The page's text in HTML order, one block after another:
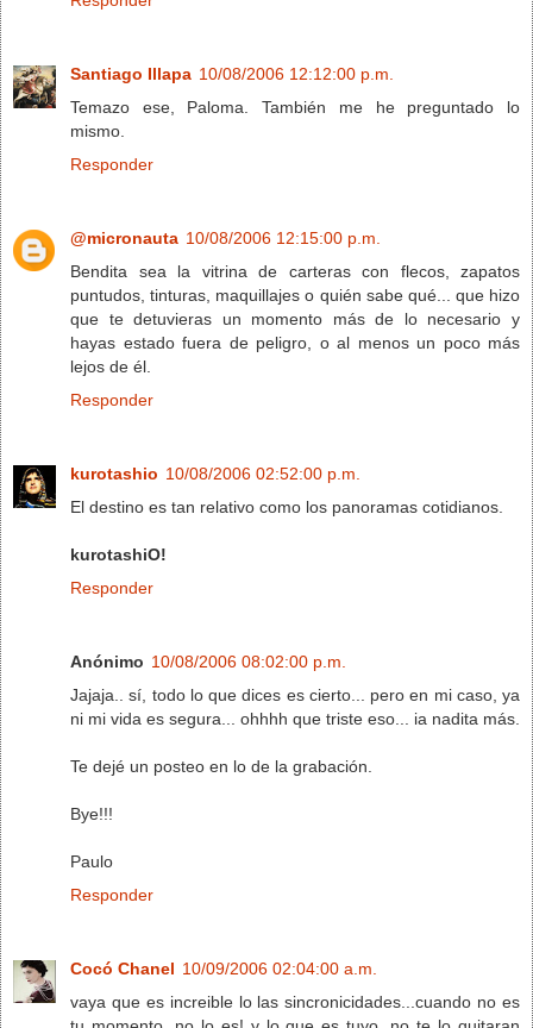
Santiago Illapa 10/08/2006 12:12:00 p.m.
Temazo ese, Paloma. También me he preguntado lo
mismo.
Responder
@micronauta 10/08/2006 12:15:00 p.m.
Bendita sea la vitrina de carteras con flecos, zapatos
puntudos, tinturas, maquillajes o quién sabe qué... que hizo
que te detuvieras un momento más de lo necesario y
hayas estado fuera de peligro, o al menos un poco más
lejos de él.
Responder
kurotashio 10/08/2006 02:52:00 p.m.
El destino es tan relativo como los panoramas cotidianos.
kurotashiO!
Responder
Anónimo 10/08/2006 08:02:00 p.m.
Jajaja.. sí, todo lo que dices es cierto... pero en mi caso, ya
ni mi vida es segura... ohhhh que triste eso... ia nadita más.
Te dejé un posteo en lo de la grabación.
Bye!!!
Paulo
Responder
Cocó Chanel 10/09/2006 02:04:00 a.m.
vaya que es increible lo las sincronicidades...cuando no es